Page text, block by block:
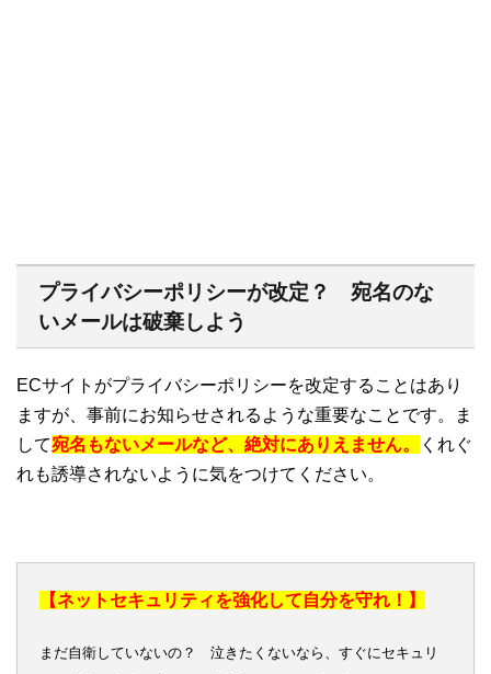
プライバシーポリシーが改定？ 宛名のな
いメールは破棄しよう
ECサイトがプライバシーポリシーを改定することはあり
ますが、事前にお知らせされるような重要なことです。ま
して宛名もないメールなど、絶対にありえません。
くれぐ
れも誘導されないように気をつけてください。
【ネットセキュリティを強化して自分を守れ！】
まだ自衛していないの？ 泣きたくないなら、すぐにセキュリ